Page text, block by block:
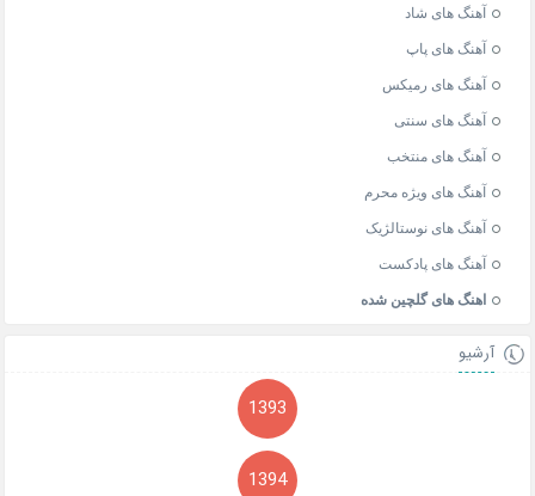
آهنگ های شاد
آهنگ های پاپ
آهنگ های رمیکس
آهنگ های سنتی
آهنگ های منتخب
آهنگ های ویژه محرم
آهنگ های نوستالژیک
آهنگ های پادکست
اهنگ های گلچین شده
آرشیو
1393
1394